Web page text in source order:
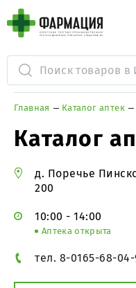
Главная Каталог аптек
Каталог
д. Поречье
200
10:00 - 14:00
Аптека открыта
тел. 8-0165-68-